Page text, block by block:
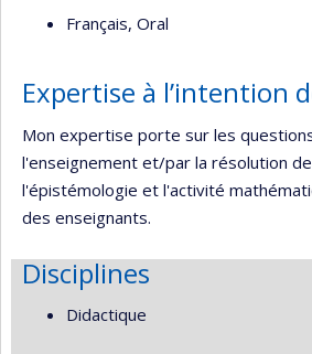
Français, Oral
Expertise à l’intention
Mon expertise porte sur les
l'enseignement et/par la résolution
l'épistémologie et l'activité
des enseignants.
Disciplines
Didactique